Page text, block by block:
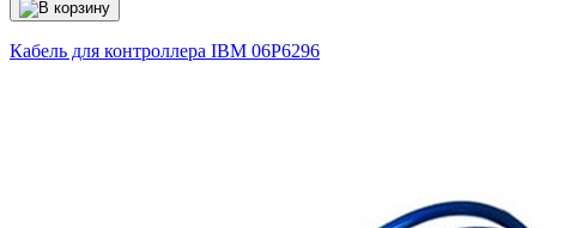
Кабель для контроллера IBM 06P6296